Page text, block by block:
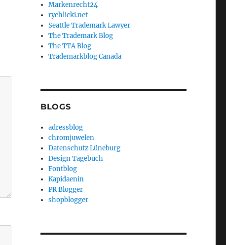
Markenrecht24
rychlicki.net
Seattle Trademark Lawyer
The Trademark Blog
The TTA Blog
Trademarkblog Canada
BLOGS
adressblog
chromjuwelen
Datenschutz Lüneburg
Design Tagebuch
Fontblog
Kapidaenin
PR Blogger
shopblogger